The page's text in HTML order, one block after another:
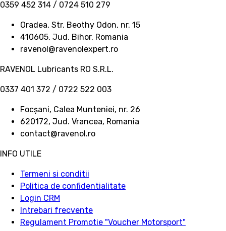
0359 452 314 / 0724 510 279
Oradea, Str. Beothy Odon, nr. 15
410605, Jud. Bihor, Romania
ravenol@ravenolexpert.ro
RAVENOL Lubricants RO S.R.L.
0337 401 372 / 0722 522 003
Focșani, Calea Munteniei, nr. 26
620172, Jud. Vrancea, Romania
contact@ravenol.ro
INFO UTILE
Termeni si conditii
Politica de confidentialitate
Login CRM
Intrebari frecvente
Regulament Promotie "Voucher Motorsport"